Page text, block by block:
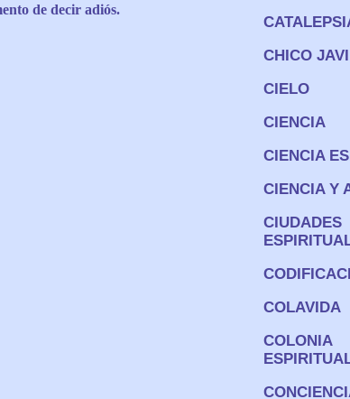
de decir adiós.
CHICO
CIELO
CIENCIA
CIENCIA
CIENCIA Y
CIUDADES
COLAVIDA
COLONIA